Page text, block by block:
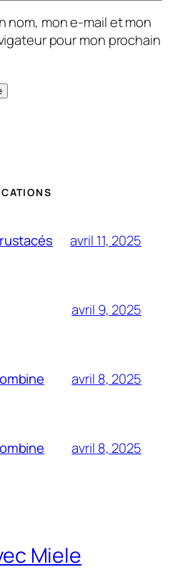
nom, mon e-mail et mon
pour mon prochain
avril 11, 2025
avril 9, 2025
avril 8, 2025
avril 8, 2025
Miele